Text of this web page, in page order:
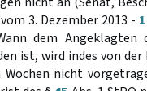
3. Dezember 2013 -
dem Angeklagten
ist, wird indes von
nicht